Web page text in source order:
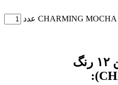
پالت سایه چشم اولاین ۱۲ رنگ